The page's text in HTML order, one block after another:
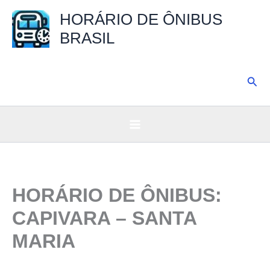
para
HORÁRIO DE ÔNIBUS
BRASIL
HORÁRIO DE ÔNIBUS:
CAPIVARA – SANTA
MARIA